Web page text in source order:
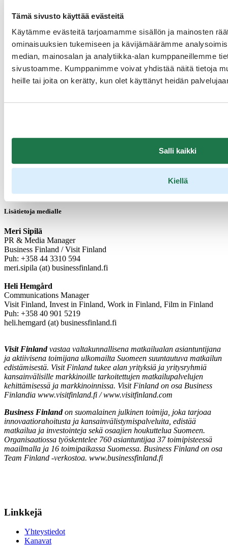
Tämä sivusto käyttää evästeitä
Käytämme evästeitä tarjoamamme sisällön ja mainosten
ominaisuuksien tukemiseen ja kävijämäärämme
median, mainosalan ja analytiikka-alan kumppaneillemme
sivustoamme. Kumppanimme voivat yhdistää näitä tietoja
heille tai joita on kerätty, kun olet käyttänyt heidän
Salli kaikki
Kiellä
Ranskan televisiossa Suomea ihailtiin useammassa TV-
ohjelmassa. Ranskan maajussi ”L'amour est dans le pre”
vieraili Saimaan alueella ja ohjelma keräsi noin 2 miljoonaa
katselijaa.
Ranskan Arte TV:n esittämää ”Invitation au Voyage” vieraili
Rovaniemellä, Ylläksellä ja Levillä ja sitä seurasi noin 800
katseluaikaan. Ohjelma tavoitti arviolta noin miljoona
lukuja, jotka tarkoittavat sitä, kuinka monta ihmistä potentiaalisesti
muistaa nähneensä kyseisen ohjelman.
Lisätietoja medialle
Meri Sipilä
PR & Media Manager
Business Finland / Visit Finland
Puh: +358 44 3310 594
meri.sipila (at) businessfinland.fi
Heli Hemgård
Communications Manager
Visit Finland, Invest in Finland, Work in Finland, Film in Finland
Puh: +358 40 901 5219
heli.hemgard (at) businessfinland.fi
Visit Finlandvastaa valtakunnallisena matkailualan asiantuntijana
ja aktiivisena toimijana ulkomailta Suomeen suuntautuva matkailun
edistämisestä. Visit Finland tukee alan yrityksiä ja yritysryhmiä
kansainvälisille markkinoille tarkoitettujen matkailupalvelujen
kehittämisessä ja markkinoinnissa. Visit Finland on osa Business
Finlandia www.visitfinland.fi / www.visitfinland.com
Business Finlandon suomalainen julkinen toimija, joka tarjoaa
innovaatiorahoitusta ja kansainvälistymispalveluita, edistää
matkailua ja investointeja sekä osaajien houkuttelua Suomeen.
Organisaatiossa työskentelee 760 asiantuntijaa 37 toimipisteessä
maailmalla ja 16 toimipaikassa Suomessa. Business Finland on osa
Team Finland -verkostoa. www.businessfinland.fi
Linkkejä
Yhteystiedot
Kanavat